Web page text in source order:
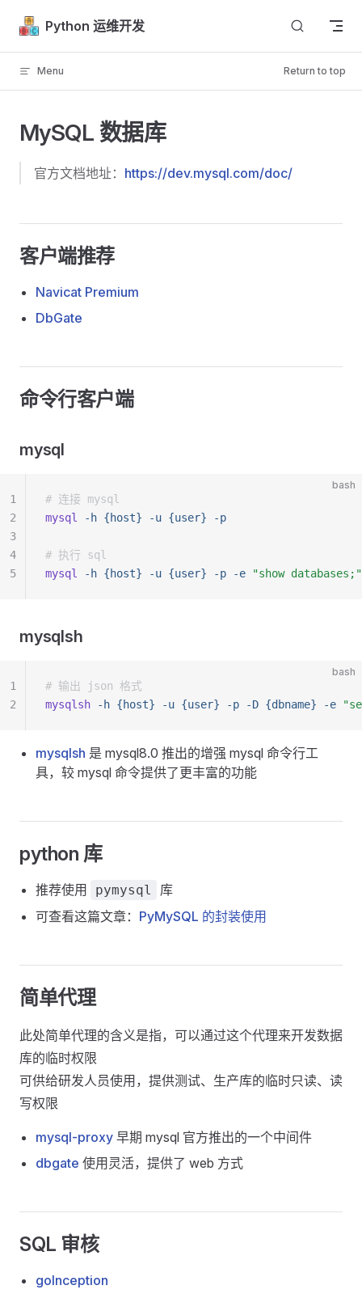
Skip to content
Python 运维开发
Menu Return to top
MySQL 数据库
官方文档地址： https://dev.mysql.com/doc/
客户端推荐
Navicat Premium
DbGate
命令行客户端
mysql
bash
# 连接 mysql
mysql
-h {host} -u {user} -p
# 执行 sql
mysql
-h {host} -u {user} -p -e "show databases;"
1
2
3
4
5
mysqlsh
bash
# 输出 json 格式
mysqlsh -h {host} -u {user} -p -D {dbname} -e
1
2
mysqlsh 是 mysql8.0 推出的增强 mysql 命令行工
具，较 mysql 命令提供了更丰富的功能
python 库
推荐使用 pymysql
库
可查看这篇文章： PyMySQL 的封装使用
简单代理
此处简单代理的含义是指，可以通过这个代理来开发数据
库的临时权限
可供给研发人员使用，提供测试、生产库的临时只读、读
写权限
mysql-proxy 早期 mysql 官方推出的一个中间件
dbgate 使用灵活，提供了 web 方式
SQL 审核
goInception